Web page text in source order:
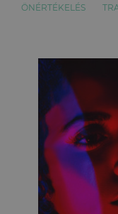
ÖNÉRTÉKELÉS